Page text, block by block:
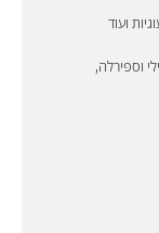
ועוד
וספירלה,